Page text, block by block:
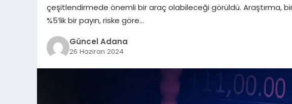
çeşitlendirmede önemli bir araç olabileceği görüldü. Araştırma,
%5’lik bir payın, riske göre…
Güncel Adana
26 Haziran 2024